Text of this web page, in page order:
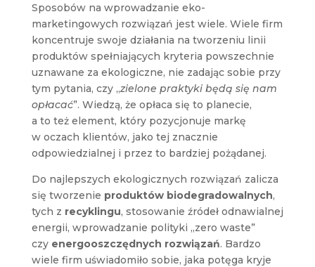
Sposobów na wprowadzanie eko-
marketingowych rozwiązań jest wiele. Wiele firm
koncentruje swoje działania na tworzeniu linii
produktów spełniających kryteria powszechnie
uznawane za ekologiczne, nie zadając sobie przy
tym pytania, czy „zielone praktyki będą się nam
opłacać”. Wiedzą, że opłaca się to planecie,
a to też element, który pozycjonuje markę
w oczach klientów, jako tej znacznie
odpowiedzialnej i przez to bardziej pożądanej.
Do najlepszych ekologicznych rozwiązań zalicza
się tworzenie produktów biodegradowalnych,
tych z recyklingu, stosowanie źródeł odnawialnej
energii, wprowadzanie polityki „zero waste”
czy energooszczędnych rozwiązań. Bardzo
wiele firm uświadomiło sobie, jaka potęga kryje